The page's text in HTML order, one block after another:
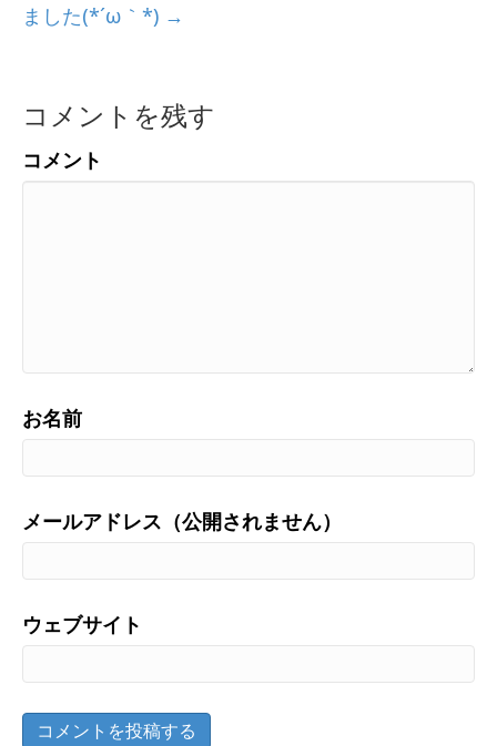
ました(*´ω｀*) →
コメントを残す
コメント
お名前
メールアドレス（公開されません）
ウェブサイト